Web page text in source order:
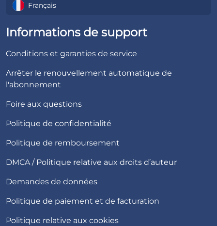
Français
Informations de support
Conditions et garanties de service
Arrêter le renouvellement automatique de
l'abonnement
Foire aux questions
Politique de confidentialité
Politique de remboursement
DMCA / Politique relative aux droits d’auteur
Demandes de données
Politique de paiement et de facturation
Politique relative aux cookies